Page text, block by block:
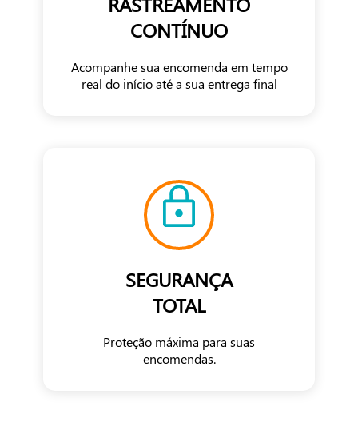
CONTÍNUO
Acompanhe sua encomenda em tempo
real do início até a sua entrega final
SEGURANÇA
TOTAL
Proteção máxima para suas
encomendas.